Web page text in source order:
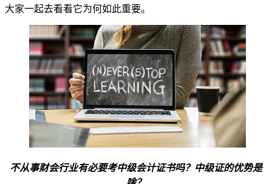
大家一起去看看它为何如此重要。
不从事财会行业有必要考中级会计证书吗？中级证的优势是